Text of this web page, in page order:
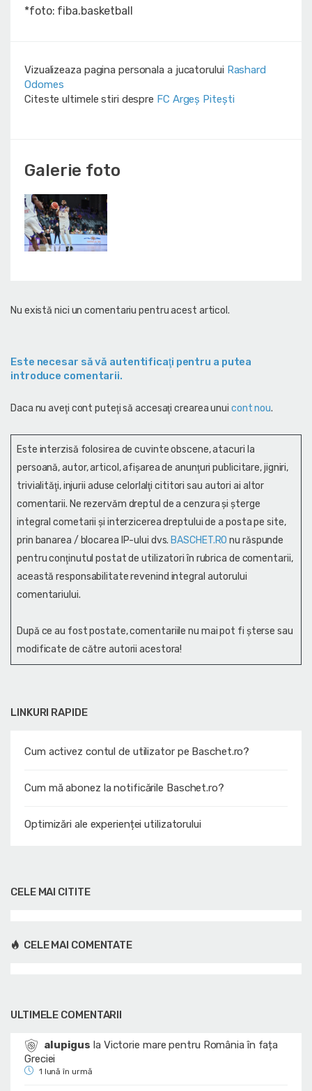
LINKURI RAPIDE
Cum activez contul de utilizator pe Baschet.ro?
Cum mă abonez la notificările Baschet.ro?
Optimizări ale experienței utilizatorului
*foto: fiba.basketball
Vizualizeaza pagina personala a jucatorului Rashard
Odomes
Citeste ultimele stiri despre FC Argeș Pitești
Galerie foto
Nu există nici un comentariu pentru acest articol.
Este necesar să vă autentificaţi pentru a putea
introduce comentarii.
Daca nu aveţi cont puteţi să accesaţi crearea unui cont nou.
Este interzisă folosirea de cuvinte obscene, atacuri la
persoană, autor, articol, afişarea de anunţuri publicitare, jigniri,
trivialităţi, injurii aduse celorlalţi cititori sau autori ai altor
comentarii. Ne rezervăm dreptul de a cenzura și şterge
integral cometarii și interzicerea dreptului de a posta pe site,
prin banarea / blocarea IP-ului dvs. BASCHET.RO nu răspunde
pentru conţinutul postat de utilizatori în rubrica de comentarii,
această responsabilitate revenind integral autorului
comentariului.
După ce au fost postate, comentariile nu mai pot fi șterse sau
modificate de către autorii acestora!
CELE MAI CITITE
CELE MAI COMENTATE
ULTIMELE COMENTARII
alupigus la Victorie mare pentru România în fața
Greciei
1 lună în urmă